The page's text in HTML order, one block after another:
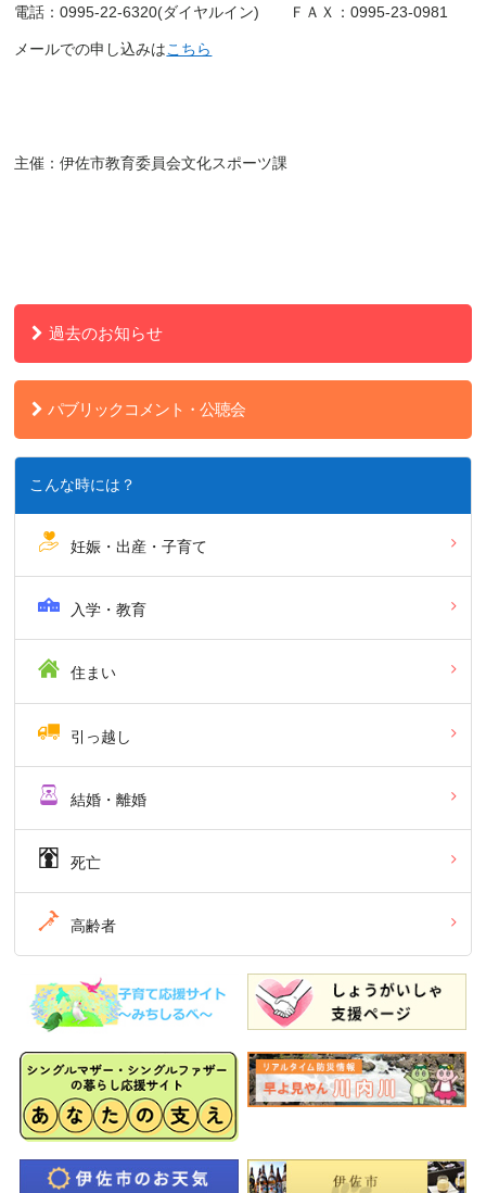
電話：0995-22-6320(ダイヤルイン) ＦＡＸ：0995-23-0981
メールでの申し込みはこちら
主催：伊佐市教育委員会文化スポーツ課
過去のお知らせ
パブリックコメント・公聴会
こんな時には？
妊娠・出産・子育て
入学・教育
住まい
引っ越し
結婚・離婚
死亡
高齢者